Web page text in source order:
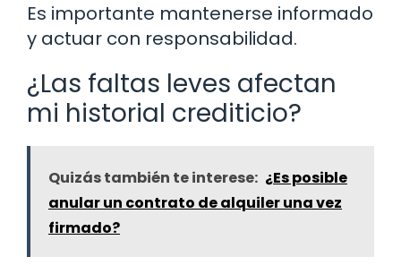
Es importante mantenerse informado
y actuar con responsabilidad.
¿Las faltas leves afectan
mi historial crediticio?
Quizás también te interese: ¿Es posible
anular un contrato de alquiler una vez
firmado?